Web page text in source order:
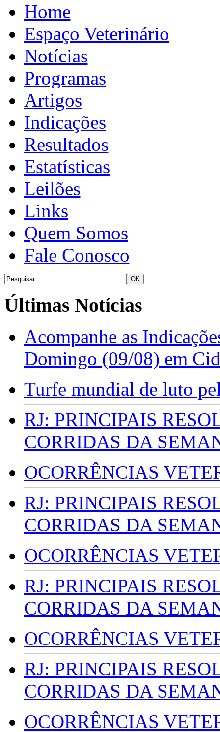
Home
Espaço Veterinário
Notícias
Programas
Artigos
Indicações
Resultados
Estatísticas
Leilões
Links
Quem Somos
Fale Conosco
Últimas Notícias
Acompanhe as
Domingo (09/08) em
Turfe mundial de luto
RJ: PRINCIPAIS
CORRIDAS DA
OCORRÊNCIAS
RJ: PRINCIPAIS
CORRIDAS DA
OCORRÊNCIAS
RJ: PRINCIPAIS
CORRIDAS DA
OCORRÊNCIAS
RJ: PRINCIPAIS
CORRIDAS DA
OCORRÊNCIAS